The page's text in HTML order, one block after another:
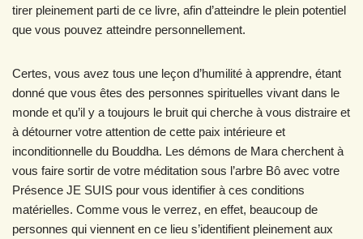
tirer pleinement parti de ce livre, afin d’atteindre le plein potentiel
que vous pouvez atteindre personnellement.
Certes, vous avez tous une leçon d’humilité à apprendre, étant
donné que vous êtes des personnes spirituelles vivant dans le
monde et qu’il y a toujours le bruit qui cherche à vous distraire et
à détourner votre attention de cette paix intérieure et
inconditionnelle du Bouddha. Les démons de Mara cherchent à
vous faire sortir de votre méditation sous l’arbre Bô avec votre
Présence JE SUIS pour vous identifier à ces conditions
matérielles. Comme vous le verrez, en effet, beaucoup de
personnes qui viennent en ce lieu s’identifient pleinement aux